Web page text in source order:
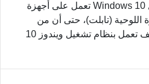
إن إصدارات نظام التشغيل Windows 10 تعمل على أجهزة
اللوحية (تابلت)، حتى أن من
تعمل بنظام تشغيل ويندوز 10